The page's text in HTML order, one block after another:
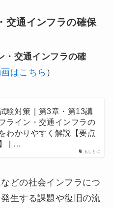
交通インフラの確保
交通インフラの確
はこちら ）
もしもに
験対策｜第3章・第13講
フライン・交通インフラの
わかりやすく解説【要点
| …
どの社会インフラにつ
生する課題や復旧の流